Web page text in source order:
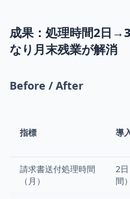
成果：処理時間2日
なり月末残業が解消
Before / After
指標 導
請求書送付処理時間
（月）
2
間）